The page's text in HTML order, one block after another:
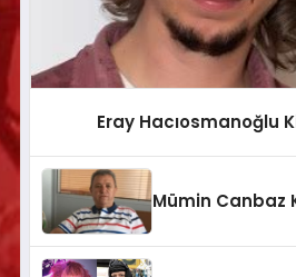
Eray Hacıosmanoğlu
Mümin Canbaz